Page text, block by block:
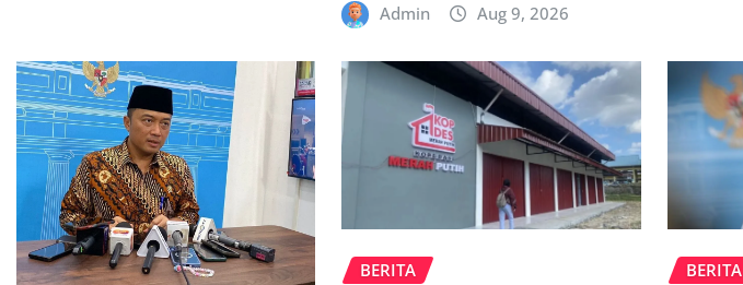
Admin Aug 9, 2026
BERITA BERITA